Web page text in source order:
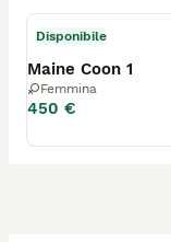
Disponibile
Maine Coon 1
Femmina
450 €